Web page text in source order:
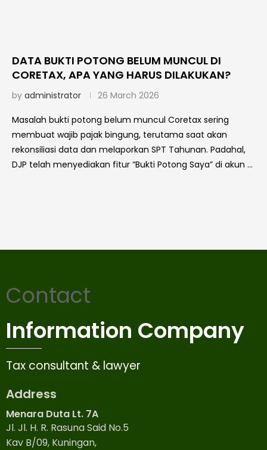
DATA BUKTI POTONG BELUM MUNCUL DI
CORETAX, APA YANG HARUS DILAKUKAN?
by administrator 26 March 2026
Masalah bukti potong belum muncul Coretax sering
membuat wajib pajak bingung, terutama saat akan
rekonsiliasi data dan melaporkan SPT Tahunan. Padahal,
DJP telah menyediakan fitur “Bukti Potong Saya” di akun …
Contact
Information Company
Tax consultant & lawyer
Address
Menara Duta Lt. 7A
Jl. Jl. H. R. Rasuna Said No.5
Kav B/09, Kuningan,